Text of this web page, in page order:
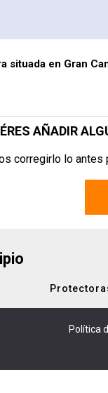
en Gran
AÑADIR
corregirlo lo
Política